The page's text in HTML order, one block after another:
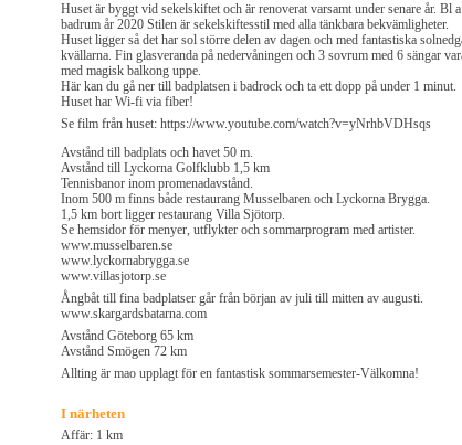
Huset är byggt vid sekelskiftet och är renoverat varsamt under senare år. Bl
badrum år 2020 Stilen är sekelskiftesstil med alla tänkbara bekvämligheter.
Huset ligger så det har sol större delen av dagen och med fantastiska
kvällarna. Fin glasveranda på nedervåningen och 3 sovrum med 6 sängar
med magisk balkong uppe.
Här kan du gå ner till badplatsen i badrock och ta ett dopp på under 1 minut.
Huset har Wi-fi via fiber!
Se film från huset: https://www.youtube.com/watch?v=yNrhbVDHsqs
Avstånd till badplats och havet 50 m.
Avstånd till Lyckorna Golfklubb 1,5 km
Tennisbanor inom promenadavstånd.
Inom 500 m finns både restaurang Musselbaren och Lyckorna Brygga.
1,5 km bort ligger restaurang Villa Sjötorp.
Se hemsidor för menyer, utflykter och sommarprogram med artister.
www.musselbaren.se
www.lyckornabrygga.se
www.villasjotorp.se
Ångbåt till fina badplatser går från början av juli till mitten av augusti.
www.skargardsbatarna.com
Avstånd Göteborg 65 km
Avstånd Smögen 72 km
Allting är mao upplagt för en fantastisk sommarsemester-Välkomna!
I närheten
Affär: 1 km